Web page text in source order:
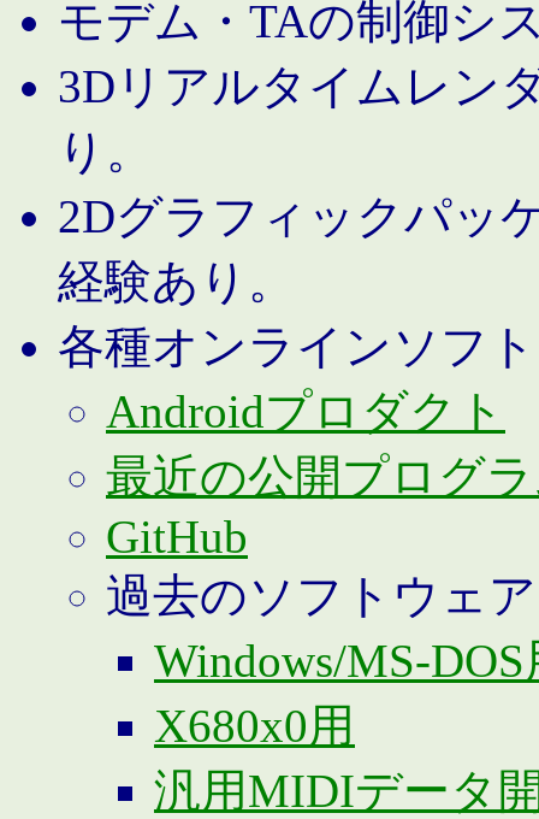
モデム・TAの制御シ
3Dリアルタイムレン
り。
2Dグラフィックパッ
経験あり。
各種オンラインソフ
Androidプロダクト
最近の公開プログ
GitHub
過去のソフトウェア
Windows/MS-DOS
X680x0用
汎用MIDIデータ